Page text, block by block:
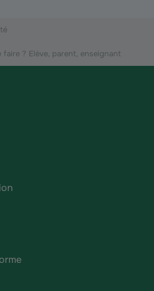
faire ? Elève, parent, enseignant